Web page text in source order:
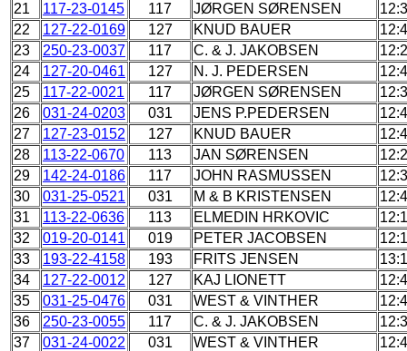
21
117-23-0145 117 JØRGEN SØRENSEN
22
127-22-0169 127 KNUD BAUER
23
250-23-0037 117 C. & J. JAKOBSEN
24
127-20-0461 127 N. J. PEDERSEN
25
117-22-0021 117 JØRGEN SØRENSEN
26
031-24-0203 031 JENS P.PEDERSEN
27
127-23-0152 127 KNUD BAUER
28
113-22-0670 113 JAN SØRENSEN
29
142-24-0186 117 JOHN RASMUSSEN
30
031-25-0521 031 M & B KRISTENSEN
31
113-22-0636 113 ELMEDIN HRKOVIC
32
019-20-0141 019 PETER JACOBSEN
33
193-22-4158 193 FRITS JENSEN
34
127-22-0012 127 KAJ LIONETT
35
031-25-0476 031 WEST & VINTHER
36
250-23-0055 117 C. & J. JAKOBSEN
37
031-24-0022 031 WEST & VINTHER